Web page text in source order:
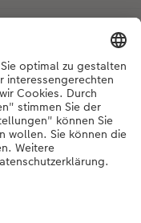
Sie uns gerne von
Sonntag von 10:00 –
unter der